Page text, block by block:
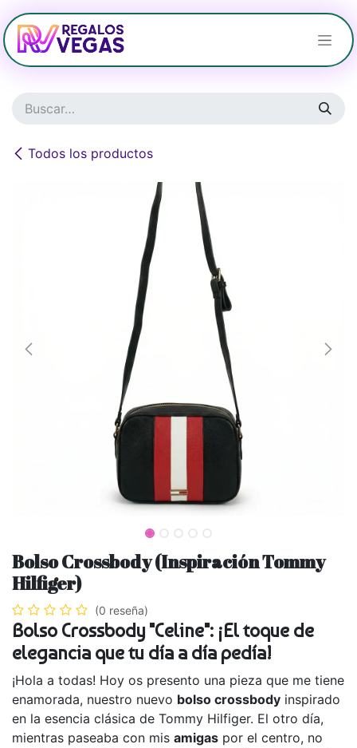
Ir al contenido
Todos los productos
Bolso Crossbody (Inspiración Tommy
Hilfiger)
(0 reseña)
Bolso Crossbody "Celine": ¡El toque de
elegancia que tu día a día pedía!
¡Hola a todas! Hoy os presento una pieza que me tiene
enamorada, nuestro nuevo bolso crossbody inspirado
en la esencia clásica de Tommy Hilfiger. El otro día,
mientras paseaba con mis amigas por el centro, no